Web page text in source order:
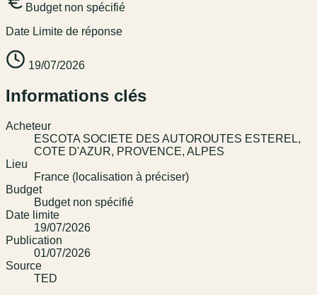
Budget non spécifié
Date Limite de réponse
19/07/2026
Informations clés
Acheteur
ESCOTA SOCIETE DES AUTOROUTES ESTEREL,
COTE D'AZUR, PROVENCE, ALPES
Lieu
France (localisation à préciser)
Budget
Budget non spécifié
Date limite
19/07/2026
Publication
01/07/2026
Source
TED